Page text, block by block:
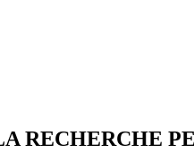
RECHERCHE